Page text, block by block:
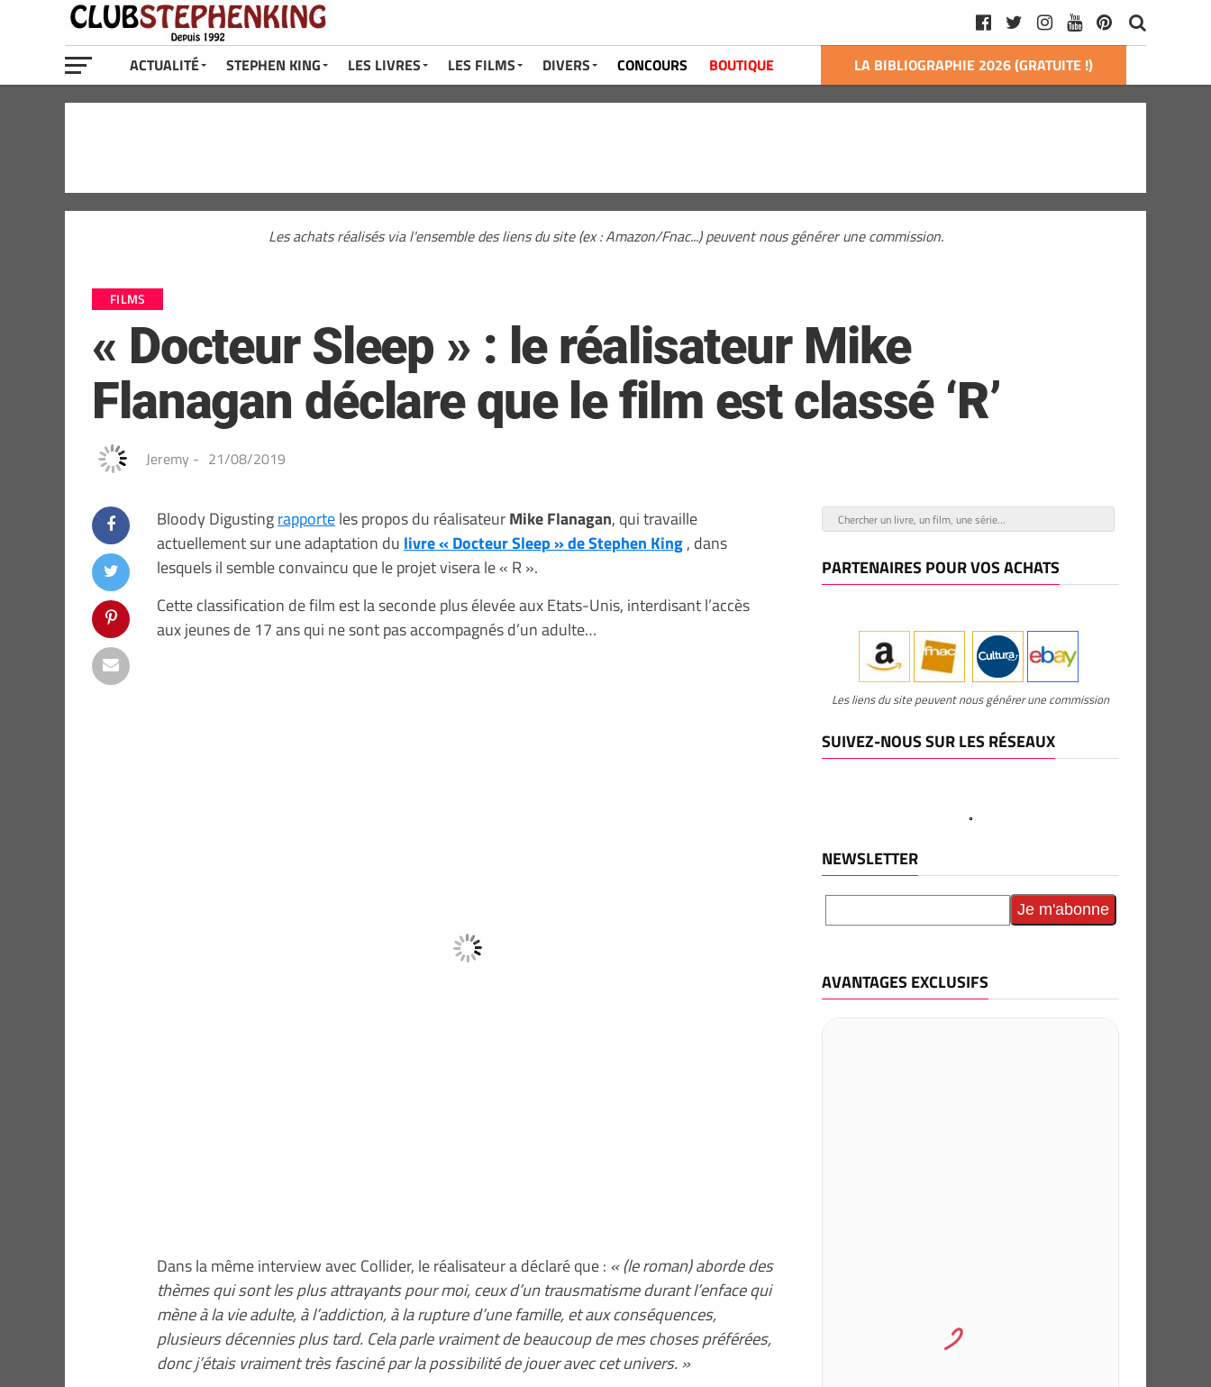
ACTUALITÉ STEPHEN KING LES LIVRES LES FILMS DIVERS CONCOURS BOUTIQUE LA BIBLIOGRAPHIE 2026 (GRATUITE !)
Les achats réalisés via l'ensemble des liens du site (ex : Amazon/Fnac...) peuvent nous générer une commission.
FILMS
« Docteur Sleep » : le réalisateur Mike
Flanagan déclare que le film est classé ‘R’
Jeremy - 21/08/2019
Bloody Digustingrapporteles propos du réalisateurMike Flanagan, qui travaille
actuellement sur une adaptation du livre « Docteur Sleep » de Stephen King, dans
lesquels il semble convaincu que le projet visera le « R ».
Cette classification de film est la seconde plus élevée aux Etats-Unis, interdisant l’accès
aux jeunes de 17 ans qui ne sont pas accompagnés d’un adulte…
Dans la même interview avec Collider, le réalisateur a déclaré que : « (le roman) aborde des
thèmes qui sont les plus attrayants pour moi, ceux d’un trausmatisme durant l’enface qui
mène à la vie adulte, à l’addiction, à la rupture d’une famille, et aux conséquences,
plusieurs décennies plus tard. Cela parle vraiment de beaucoup de mes choses préférées,
donc j’étais vraiment très fasciné par la possibilité de jouer avec cet univers. »
PARTENAIRES POUR VOS ACHATS
Les liens du site peuvent nous générer une commission
SUIVEZ-NOUS SUR LES RÉSEAUX
NEWSLETTER
AVANTAGES EXCLUSIFS